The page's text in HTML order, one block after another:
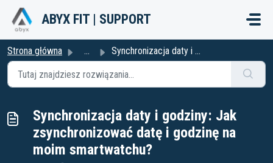
Przejdź do głównej treści
ABYX FIT | SUPPORT
Strona główna ... Synchronizacja daty i godziny: Jak zsynchronizować datę i...
Synchronizacja daty i godziny: Jak
zsynchronizować datę i godzinę na
moim smartwatchu?